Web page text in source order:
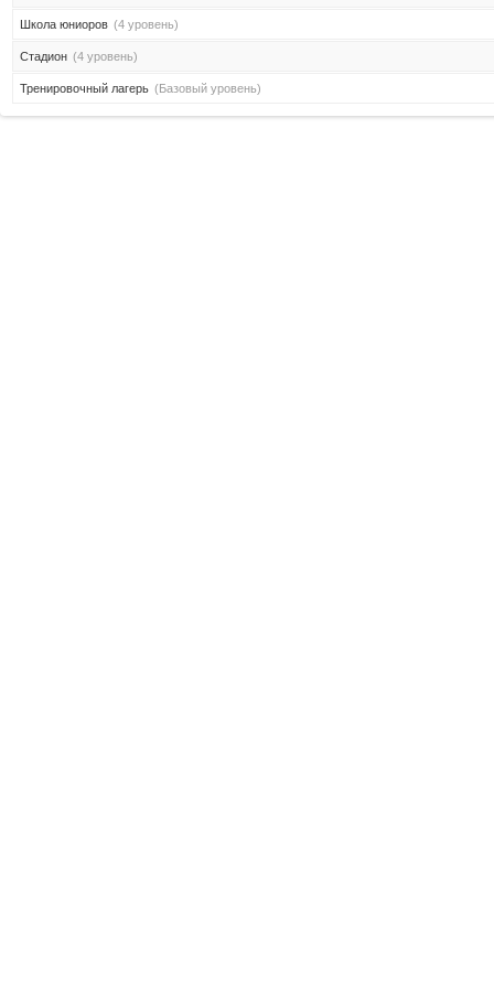
Школа юниоров (4 уровень)
Стадион (4 уровень)
Тренировочный лагерь (Базовый уровень)